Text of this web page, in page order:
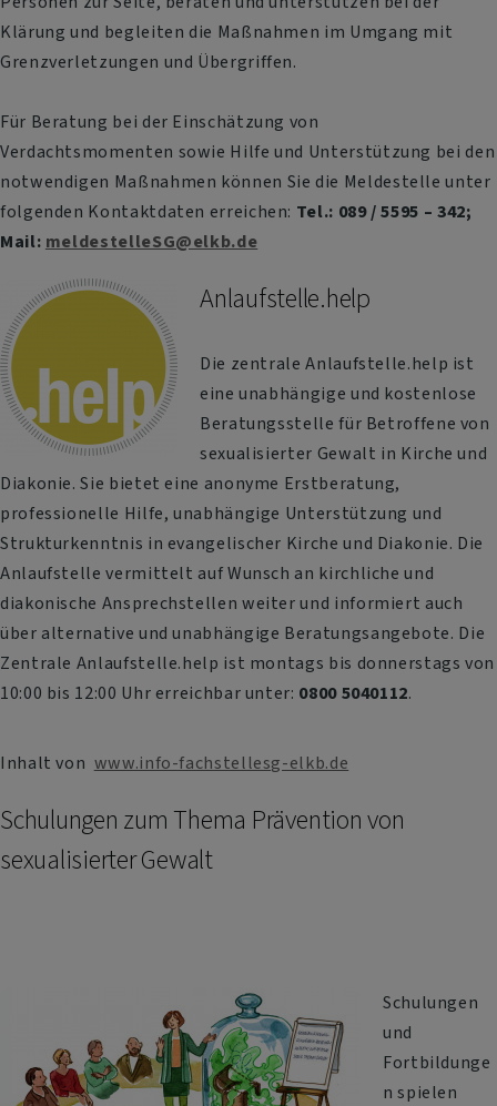
Klärung und begleiten die Maßnahmen im Umgang mit
Grenzverletzungen und Übergriffen.
Für Beratung bei der Einschätzung von
Verdachtsmomenten sowie Hilfe und Unterstützung bei den
notwendigen Maßnahmen können Sie die Meldestelle unter
folgenden Kontaktdaten erreichen: Tel.: 089 / 5595 – 342;
Mail: meldestelleSG@elkb.de
Anlaufstelle.help
Die zentrale Anlaufstelle.help ist
eine unabhängige und kostenlose
Beratungsstelle für Betroffene von
sexualisierter Gewalt in Kirche und
Diakonie. Sie bietet eine anonyme Erstberatung,
professionelle Hilfe, unabhängige Unterstützung und
Strukturkenntnis in evangelischer Kirche und Diakonie. Die
Anlaufstelle vermittelt auf Wunsch an kirchliche und
diakonische Ansprechstellen weiter und informiert auch
über alternative und unabhängige Beratungsangebote. Die
Zentrale Anlaufstelle.help ist montags bis donnerstags von
10:00 bis 12:00 Uhr erreichbar unter: 0800 5040112.
Inhalt von www.info-fachstellesg-elkb.de
Schulungen zum Thema Prävention von
sexualisierter Gewalt
Schulungen
und
Fortbildunge
n spielen